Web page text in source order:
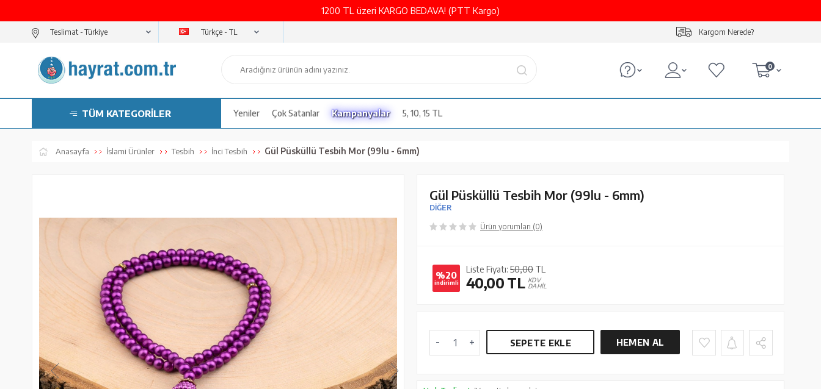
1200 TL üzeri KARGO BEDAVA! (PTT Kargo)
Teslimat - Türkçe - TL Kargom Nerede?
0
TÜM KATEGORİLER Yeniler Çok Satanlar Kampanyalar 5, 10, 15 TL
Anasayfa İslami Ürünler Tesbih İnci Tesbih Gül Püsküllü Tesbih Mor (99lu - 6mm)
Gül Püsküllü Tesbih Mor (99lu - 6mm)
DİĞER
Ürün yorumları (0)
%20
indirimli
Liste Fiyatı: 50,00 TL
40,00TL KDV
DAHİL
SEPETE EKLE HEMEN AL